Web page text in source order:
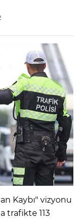
Kaybı" vizyonu
trafikte 113